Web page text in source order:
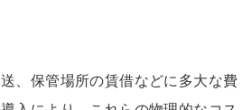
、保管場所の賃借などに多大な費